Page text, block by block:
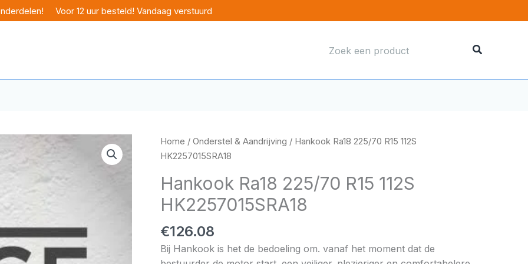
Voor 12 uur besteld! Vandaag verstuurd
naar:
Home / Onderstel & Aandrijving / Hankook Ra18 225/70 R15 112S
HK2257015SRA18
Hankook Ra18 225/70 R15 112S
HK2257015SRA18
€126.08
Bij Hankook is het de bedoeling om. vanaf het moment dat de